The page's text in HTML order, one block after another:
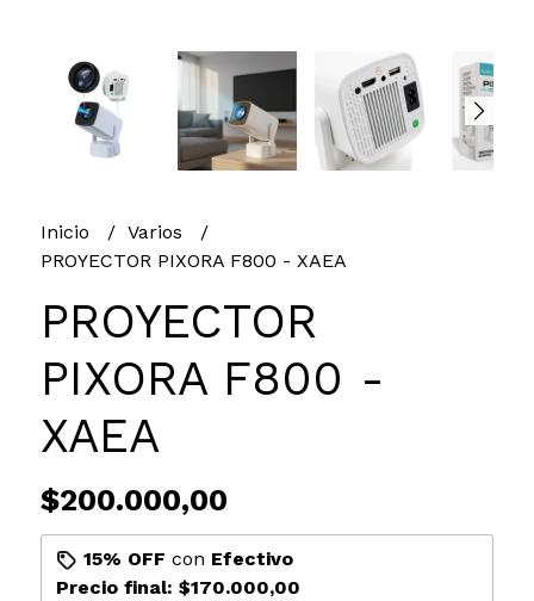
Inicio
Varios
PROYECTOR PIXORA F800 - XAEA
PROYECTOR
PIXORA F800 -
XAEA
$200.000,00
15% OFF con Efectivo
Precio final: $170.000,00